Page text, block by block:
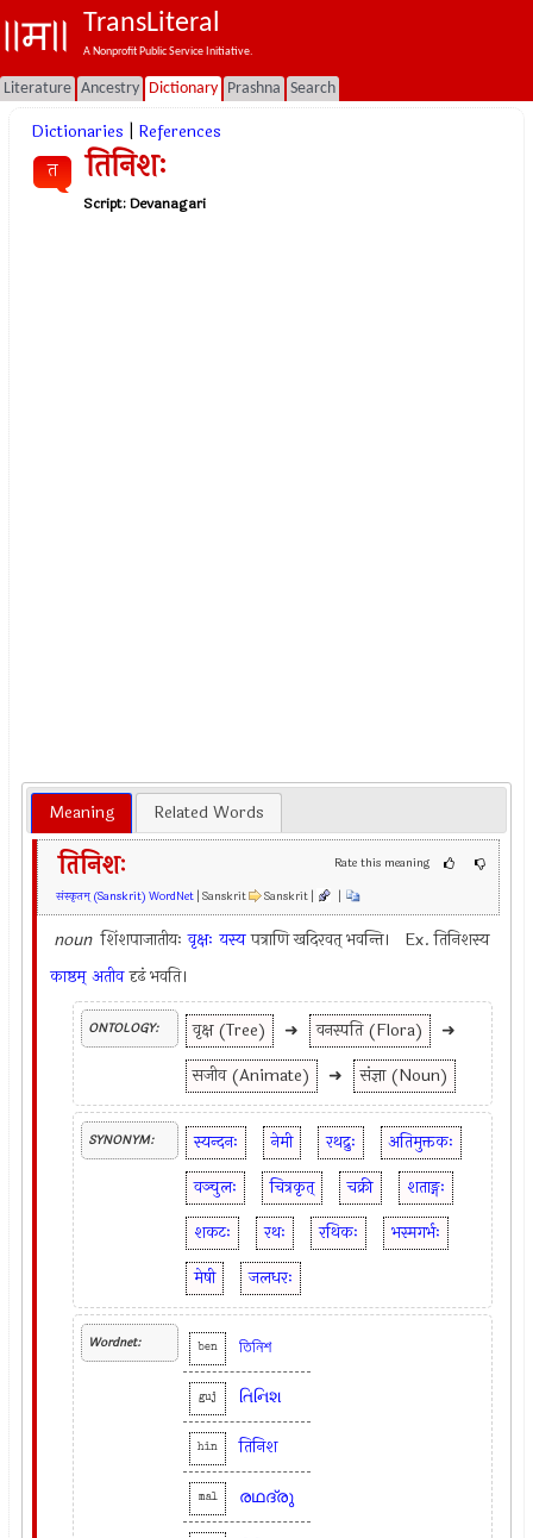
TransLiteral
A Nonprofit Public Service Initiative.
Literature Ancestry Dictionary Prashna Search
Dictionaries References
त तिनिशः
Script:Devanagari
Meaning Related Words
Rate this meaning
तिनिशः
संस्कृतम् (Sanskrit) WordNet | Sanskrit Sanskrit | |
noun शिंशपाजातीयःवृक्षः यस्यपत्राणि खदिरवत् भवन्ति। Ex.तिनिशस्य
काष्ठम् अतीवदृढं भवति।
ONTOLOGY: वृक्ष (Tree) ➜ वनस्पति (Flora)
➜
सजीव (Animate)
➜ संज्ञा (Noun)
SYNONYM: स्यन्दनः नेमी रथद्रुः
अतिमुक्तकः
वञ्चुलः
चित्रकृत् चक्री
शताङ्गः
शकटः
रथः रथिकः
भस्मगर्भः
मेषी
जलधरः
Wordnet: ben তিনিশ
guj તિનિશ
hin तिनिश
mal രഥദ്രു